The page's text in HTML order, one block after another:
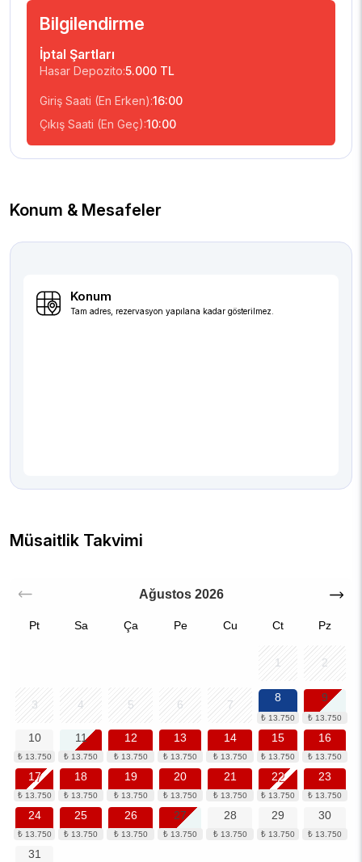
Bilgilendirme
İptal Şartları
Hasar Depozito:5.000 TL
Giriş Saati (En Erken):16:00
Çıkış Saati (En Geç):10:00
Konum & Mesafeler
Konum
Tam adres, rezervasyon yapılana kadar gösterilmez.
Müsaitlik Takvimi
Ağustos 2026
Pt Sa Ça Pe Cu Ct Pz
1 2
3 4 5 6 7
8 9
10 11 12 13 14 15 16
17 18 19 20 21 22 23
24 25 26 27 28 29 30
31